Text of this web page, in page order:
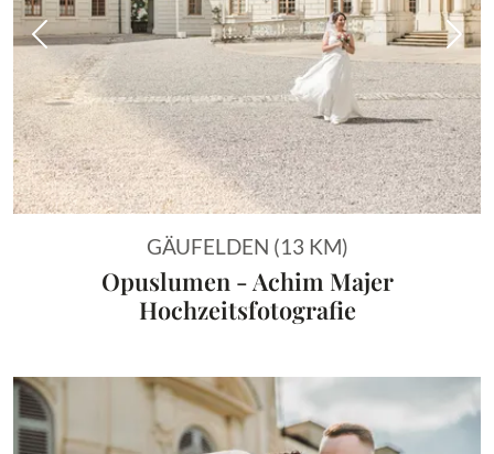
Vorheriges Bild
GÄUFELDEN (13 KM)
Opuslumen - Achim Majer
Hochzeitsfotografie